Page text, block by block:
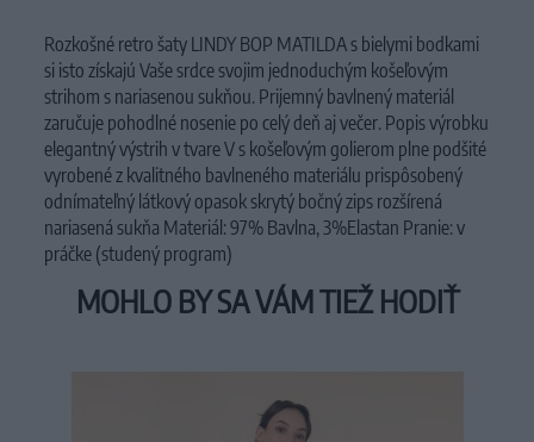
Rozkošné retro šaty LINDY BOP MATILDA s bielymi bodkami
si isto získajú Vaše srdce svojim jednoduchým košeľovým
strihom s nariasenou sukňou. Prijemný bavlnený materiál
zaručuje pohodlné nosenie po celý deň aj večer. Popis výrobku
elegantný výstrih v tvare V s košeľovým golierom plne podšité
vyrobené z kvalitného bavlneného materiálu prispôsobený
odnímateľný látkový opasok skrytý bočný zips rozšírená
nariasená sukňa Materiál: 97% Bavlna, 3%Elastan Pranie: v
práčke (studený program)
MOHLO BY SA VÁM TIEŽ HODIŤ